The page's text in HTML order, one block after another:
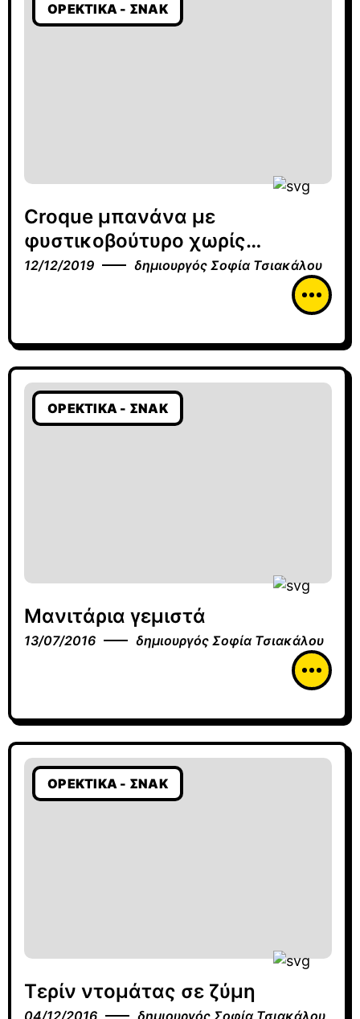
ΟΡΕΚΤΙΚΆ - ΣΝΆΚ
Croque μπανάνα με
φυστικοβούτυρο χωρίς
γλουτένη
12/12/2019 δημιουργός Σοφία Τσιακάλου
ΟΡΕΚΤΙΚΆ - ΣΝΆΚ
Μανιτάρια γεμιστά
13/07/2016 δημιουργός Σοφία Τσιακάλου
ΟΡΕΚΤΙΚΆ - ΣΝΆΚ
Τερίν ντομάτας σε ζύμη
04/12/2016 δημιουργός Σοφία Τσιακάλου